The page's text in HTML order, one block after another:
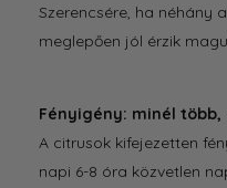
Szerencsére, ha néhány
meglepően jól érzik
Fényigény: minél több,
A citrusok kifejezetten
napi 6-8 óra közvetlen